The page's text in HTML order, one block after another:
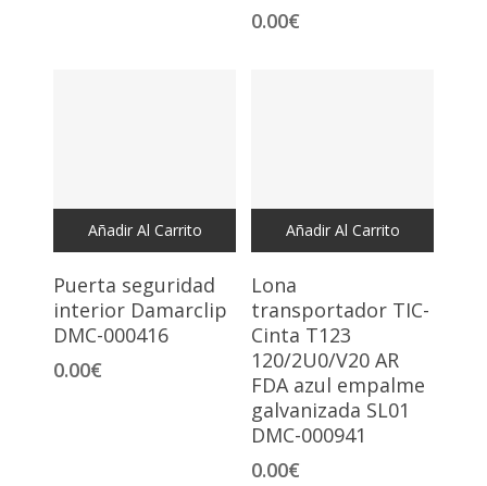
0.00€
Añadir Al Carrito
Puerta seguridad
interior Damarclip
DMC-000416
0.00€
Añadir Al Carrito
Lona
transportador TIC-
Cinta T123
120/2U0/V20 AR
FDA azul empalme
galvanizada SL01
DMC-000941
0.00€